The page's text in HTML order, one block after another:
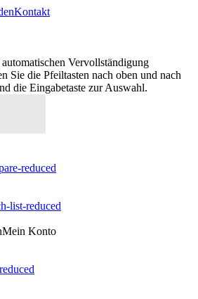
Kontakt
Vervollständigung
Sie die Pfeiltasten nach oben und nach
die Eingabetaste zur Auswahl.
Mein Konto